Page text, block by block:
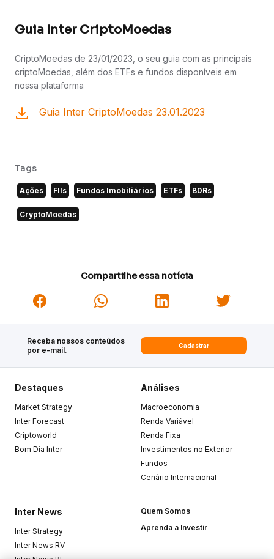
Guia Inter CriptoMoedas
CriptoMoedas de 23/01/2023, o seu guia com as principais
criptoMoedas, além dos ETFs e fundos disponíveis em
nossa plataforma
Guia Inter CriptoMoedas 23.01.2023
Tags
Ações FIIs Fundos Imobiliários ETFs BDRs
CryptoMoedas
Compartilhe essa notícia
Receba nossos conteúdos
por e-mail.
Cadastrar
Destaques
Market Strategy
Inter Forecast
Criptoworld
Bom Dia Inter
Análises
Macroeconomia
Renda Variável
Renda Fixa
Investimentos no Exterior
Fundos
Cenário Internacional
Inter News
Inter Strategy
Inter News RV
Quem Somos
Aprenda a Investir